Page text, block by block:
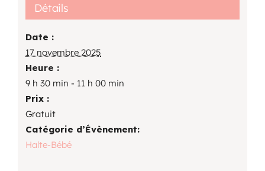
Détails
Date :
17 novembre 2025
Heure :
9 h 30 min - 11 h 00 min
Prix :
Gratuit
Catégorie d’Évènement:
Halte-Bébé